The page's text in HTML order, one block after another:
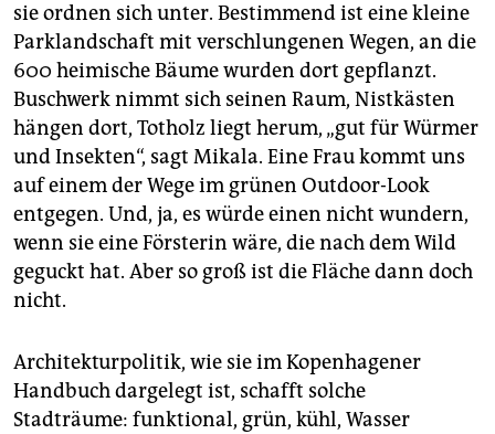
sie ordnen sich unter. Bestimmend ist eine kleine
Parklandschaft mit verschlungenen Wegen, an die
600 heimische Bäume wurden dort gepflanzt.
Buschwerk nimmt sich seinen Raum, Nistkästen
hängen dort, Totholz liegt herum, „gut für Würmer
und Insekten“, sagt Mikala. Eine Frau kommt uns
auf einem der Wege im grünen Outdoor-Look
entgegen. Und, ja, es würde einen nicht wundern,
wenn sie eine Försterin wäre, die nach dem Wild
geguckt hat. Aber so groß ist die Fläche dann doch
nicht.
Architekturpolitik, wie sie im Kopenhagener
Handbuch dargelegt ist, schafft solche
Stadträume: funktional, grün, kühl, Wasser